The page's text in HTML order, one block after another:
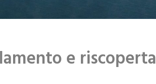
e riscoperta